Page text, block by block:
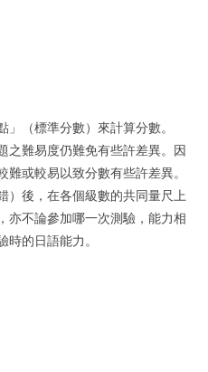
（標準分數）來計算分數。
之難易度仍難免有些許差異。因
或較易以致分數有些許差異。
）後，在各個級數的共同量尺上
亦不論參加哪一次測驗，能力相
的日語能力。